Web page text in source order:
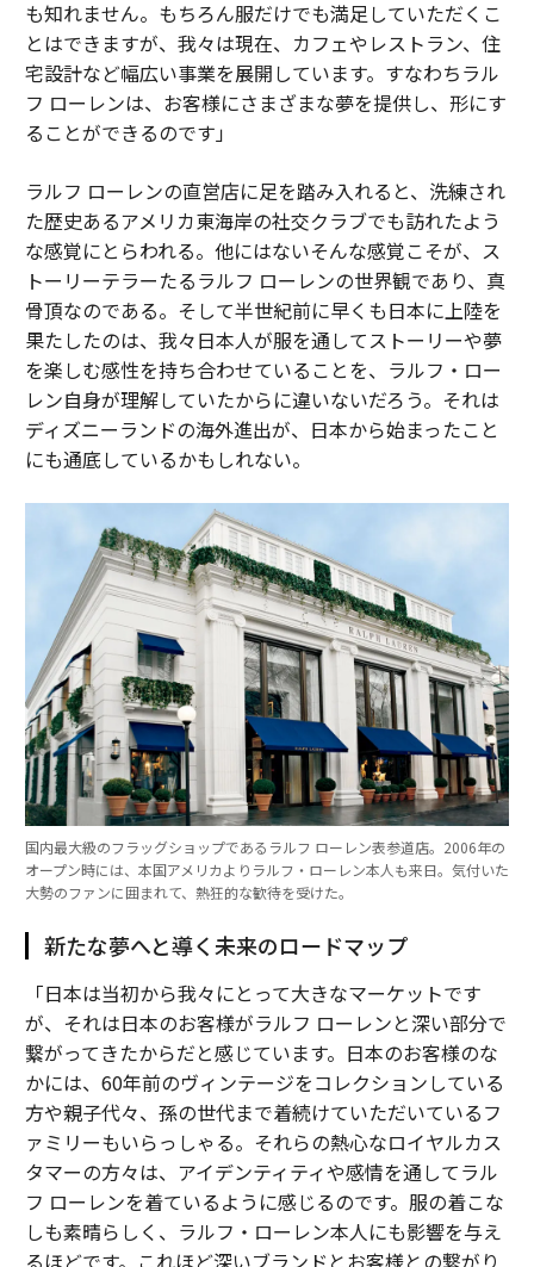
も知れません。もちろん服だけでも満足していただくこ
とはできますが、我々は現在、カフェやレストラン、住
宅設計など幅広い事業を展開しています。すなわちラル
フ ローレンは、お客様にさまざまな夢を提供し、形にす
ることができるのです」
ラルフ ローレンの直営店に足を踏み入れると、洗練され
た歴史あるアメリカ東海岸の社交クラブでも訪れたよう
な感覚にとらわれる。他にはないそんな感覚こそが、ス
トーリーテラーたるラルフ ローレンの世界観であり、真
骨頂なのである。そして半世紀前に早くも日本に上陸を
果たしたのは、我々日本人が服を通してストーリーや夢
を楽しむ感性を持ち合わせていることを、ラルフ・ロー
レン自身が理解していたからに違いないだろう。それは
ディズニーランドの海外進出が、日本から始まったこと
にも通底しているかもしれない。
国内最大級のフラッグショップであるラルフ ローレン表参道店。2006年の
オープン時には、本国アメリカよりラルフ・ローレン本人も来日。気付いた
大勢のファンに囲まれて、熱狂的な歓待を受けた。
新たな夢へと導く未来のロードマップ
「日本は当初から我々にとって大きなマーケットです
が、それは日本のお客様がラルフ ローレンと深い部分で
繋がってきたからだと感じています。日本のお客様のな
かには、60年前のヴィンテージをコレクションしている
方や親子代々、孫の世代まで着続けていただいているフ
ァミリーもいらっしゃる。それらの熱心なロイヤルカス
タマーの方々は、アイデンティティや感情を通してラル
フ ローレンを着ているように感じるのです。服の着こな
しも素晴らしく、ラルフ・ローレン本人にも影響を与え
るほどです。これほど深いブランドとお客様との繋がり